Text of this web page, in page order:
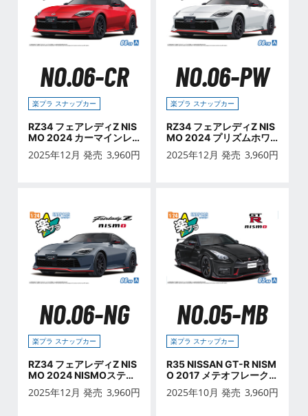
NO.06-CR
楽プラ スナップカー
RZ34 フェアレディZ NIS
MO 2024 カーマインレ
2025年12月 発売 3,960円
NO.06-PW
楽プラ スナップカー
RZ34 フェアレディZ NIS
MO 2024 プリズムホワ
2025年12月 発売 3,960円
NO.06-NG
楽プラ スナップカー
RZ34 フェアレディZ NIS
MO 2024 NISMOステル
スグレー
2025年12月 発売 3,960円
NO.05-MB
楽プラ スナップカー
R35 NISSAN GT-R NISM
O 2017 メテオフレーク
ブラックパール
2025年10月 発売 3,960円